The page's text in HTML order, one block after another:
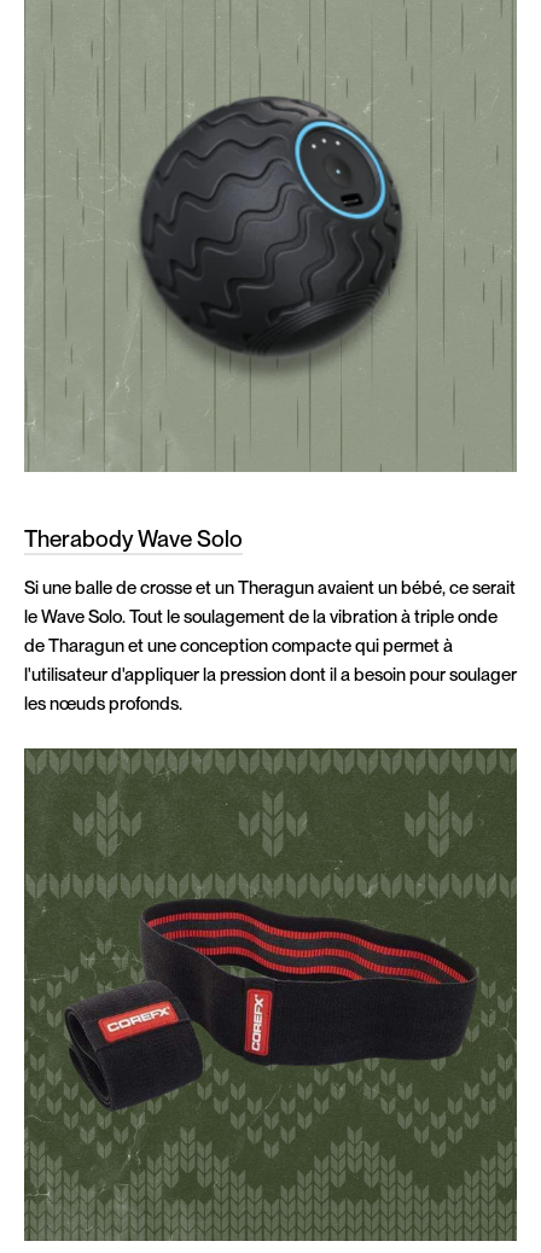
Therabody Wave Solo
Si une balle de crosse et un Theragun avaient un bébé, ce serait
le Wave Solo. Tout le soulagement de la vibration à triple onde
de Tharagun et une conception compacte qui permet à
l'utilisateur d'appliquer la pression dont il a besoin pour soulager
les nœuds profonds.